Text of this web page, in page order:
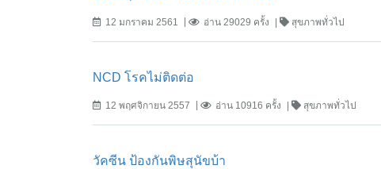
12 มกราคม 2561 อ่าน 29029 ครั้ง สุขภาพทั่วไป
NCD โรคไม่ติดต่อ
12 พฤศจิกายน 2557 อ่าน 10916 ครั้ง สุขภาพทั่วไป
วัคซีน ป้องกันพิษสุนัขบ้า